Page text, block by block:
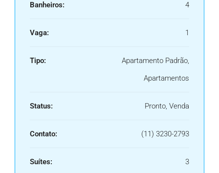
Banheiros: 4
Vaga: 1
Tipo:
Apartamento Padrão,
Apartamentos
Status: Pronto, Venda
Contato: (11) 3230-2793
Suítes: 3